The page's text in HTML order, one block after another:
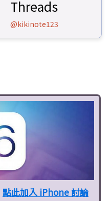
Threads
@kikinote123
點此加入 iPhone 討論